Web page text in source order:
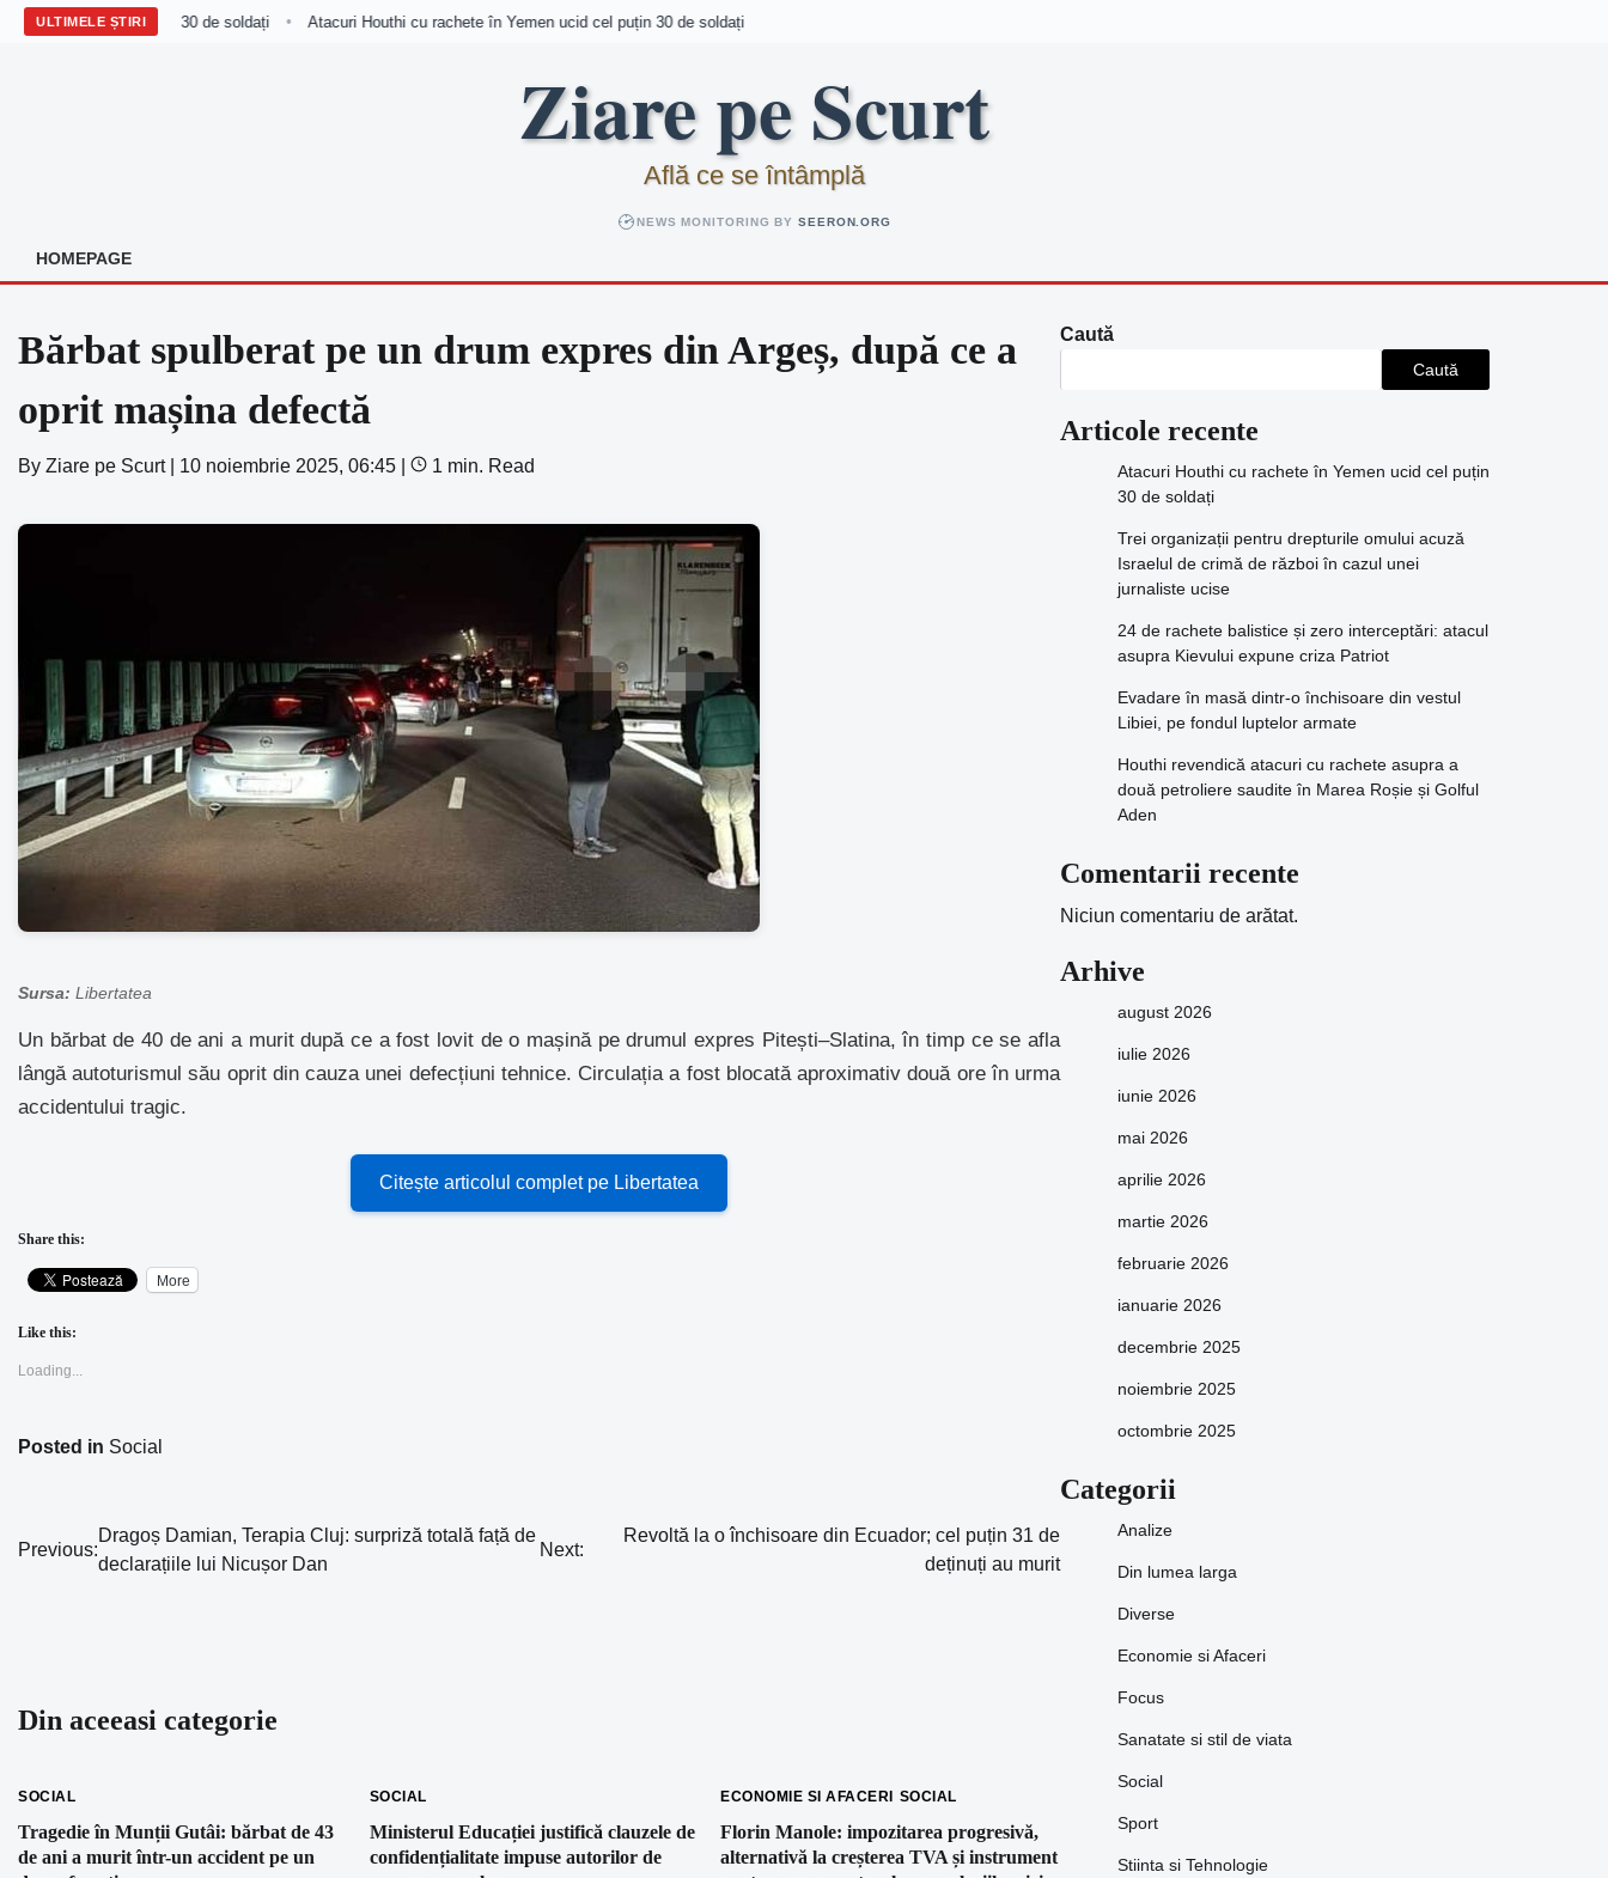
ULTIMELE ȘTIRI
Yemen ucid cel puțin 30 de soldați Atacuri Houthi cu rachete în Yemen ucid cel puțin 30 de soldați
Ziare pe Scurt
Află ce se întâmplă
NEWS MONITORING BYSEERON.ORG
HOMEPAGE
Bărbat spulberat pe un drum expres din Argeș, după ce a
oprit mașina defectă
By Ziare pe Scurt 10 noiembrie 2025, 06:45 1 min. Read
Sursa: Libertatea
Un bărbat de 40 de ani a murit după ce a fost lovit de o mașină pe drumul expres Pitești–Slatina, în timp ce se afla
lângă autoturismul său oprit din cauza unei defecțiuni tehnice. Circulația a fost blocată aproximativ două ore în urma
accidentului tragic.
Citește articolul complet pe Libertatea
Share this:
More
Like this:
Loading...
Posted in Social
Navigare
Previous:
Dragoș Damian, Terapia Cluj: surpriză totală față de
declarațiile lui Nicușor Dan
Next:
Revoltă la o închisoare din Ecuador; cel puțin 31 de
deținuți au murit
Din aceeasi categorie
SOCIAL
Tragedie în Munții Gutâi: bărbat de 43
de ani a murit într-un accident pe un
SOCIAL
Ministerul Educației justifică clauzele de
confidențialitate impuse autorilor de
ECONOMIE SI AFACERI SOCIAL
Florin Manole: impozitarea progresivă,
alternativă la creșterea TVA și instrument
Caută
Caută
Articole recente
Atacuri Houthi cu rachete în Yemen ucid cel puțin
30 de soldați
Trei organizații pentru drepturile omului acuză
Israelul de crimă de război în cazul unei
jurnaliste ucise
24 de rachete balistice și zero interceptări: atacul
asupra Kievului expune criza Patriot
Evadare în masă dintr-o închisoare din vestul
Libiei, pe fondul luptelor armate
Houthi revendică atacuri cu rachete asupra a
două petroliere saudite în Marea Roșie și Golful
Aden
Comentarii recente
Niciun comentariu de arătat.
Arhive
august 2026
iulie 2026
iunie 2026
mai 2026
aprilie 2026
martie 2026
februarie 2026
ianuarie 2026
decembrie 2025
noiembrie 2025
octombrie 2025
Categorii
Analize
Din lumea larga
Diverse
Economie si Afaceri
Focus
Sanatate si stil de viata
Social
Sport
Stiinta si Tehnologie